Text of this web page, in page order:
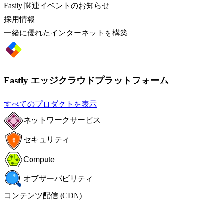
Fastly 関連イベントのお知らせ
採用情報
一緒に優れたインターネットを構築
Fastly エッジクラウドプラットフォーム
すべてのプロダクトを表示
ネットワークサービス
セキュリティ
Compute
オブザーバビリティ
コンテンツ配信 (CDN)